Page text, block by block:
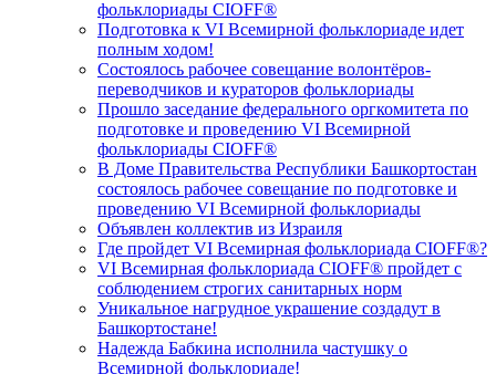
фольклориады CIOFF®
Подготовка к VI Всемирной фольклориаде идет
полным ходом!
Состоялось рабочее совещание волонтёров-
переводчиков и кураторов фольклориады
Прошло заседание федерального оргкомитета по
подготовке и проведению VI Всемирной
фольклориады CIOFF®️
В Доме Правительства Республики Башкортостан
состоялось рабочее совещание по подготовке и
проведению VI Всемирной фольклориады
Объявлен коллектив из Израиля
Где пройдет VI Всемирная фольклориада CIOFF®?
VI Всемирная фольклориада CIOFF® пройдет с
соблюдением строгих санитарных норм
Уникальное нагрудное украшение создадут в
Башкортостане!
Надежда Бабкина исполнила частушку о
Всемирной фольклориаде!